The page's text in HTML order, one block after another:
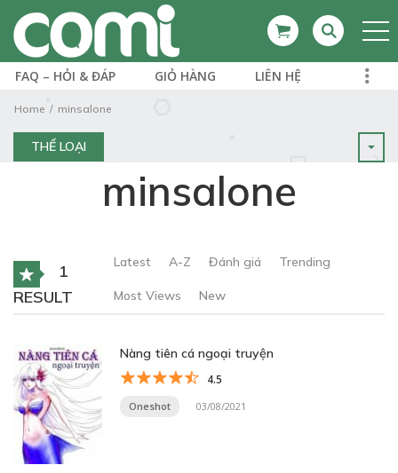
FAQ – HỎI & ĐÁP GIỎ HÀNG LIÊN HỆ
Home minsalone
THỂ LOẠI
minsalone
1
RESULT
Latest A-Z Đánh giá Trending
Most Views New
Nàng tiên cá ngoại truyện
4.5
Oneshot 03/08/2021